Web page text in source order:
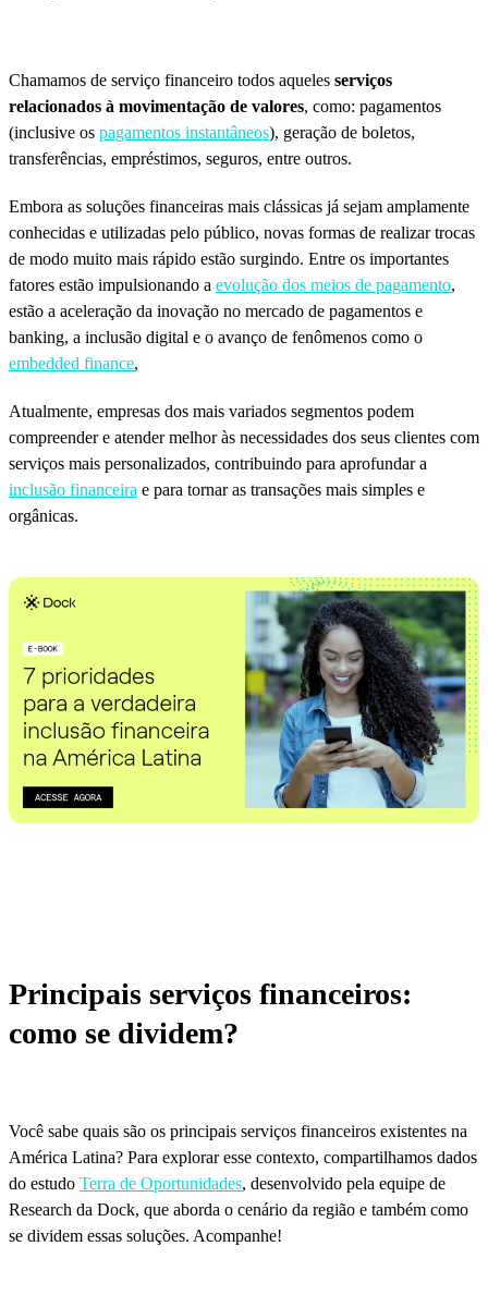
Chamamos de serviço financeiro todos aqueles serviços
relacionados à movimentação de valores, como: pagamentos
(inclusive os pagamentos instantâneos), geração de boletos,
transferências, empréstimos, seguros, entre outros.
Embora as soluções financeiras mais clássicas já sejam amplamente
conhecidas e utilizadas pelo público, novas formas de realizar trocas
de modo muito mais rápido estão surgindo. Entre os importantes
fatores estão impulsionando a evolução dos meios de pagamento,
estão a aceleração da inovação no mercado de pagamentos e
banking, a inclusão digital e o avanço de fenômenos como o
embedded finance,
Atualmente, empresas dos mais variados segmentos podem
compreender e atender melhor às necessidades dos seus clientes com
serviços mais personalizados, contribuindo para aprofundar a
inclusão financeira e para tornar as transações mais simples e
orgânicas.
Principais serviços financeiros:
como se dividem?
Você sabe quais são os principais serviços financeiros existentes na
América Latina? Para explorar esse contexto, compartilhamos dados
do estudo Terra de Oportunidades, desenvolvido pela equipe de
Research da Dock, que aborda o cenário da região e também como
se dividem essas soluções. Acompanhe!